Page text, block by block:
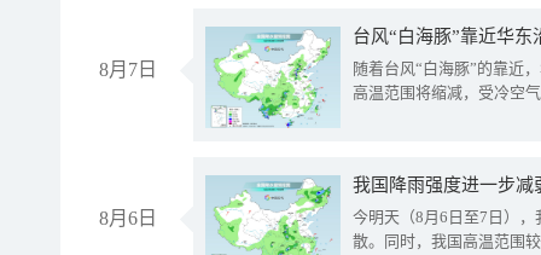
8月7日
台风“白海豚”靠近华
随着台风“白海豚”的靠近
高温范围将缩减，受冷空
8月6日
今明天（8月6日至7日）
散。同时，我国高温范围